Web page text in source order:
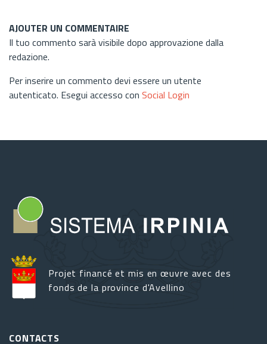
AJOUTER UN COMMENTAIRE
Il tuo commento sarà visibile dopo approvazione dalla
redazione.
Per inserire un commento devi essere un utente
autenticato. Esegui accesso con Social Login
Projet financé et mis en œuvre avec des
fonds de la province d'Avellino
CONTACTS